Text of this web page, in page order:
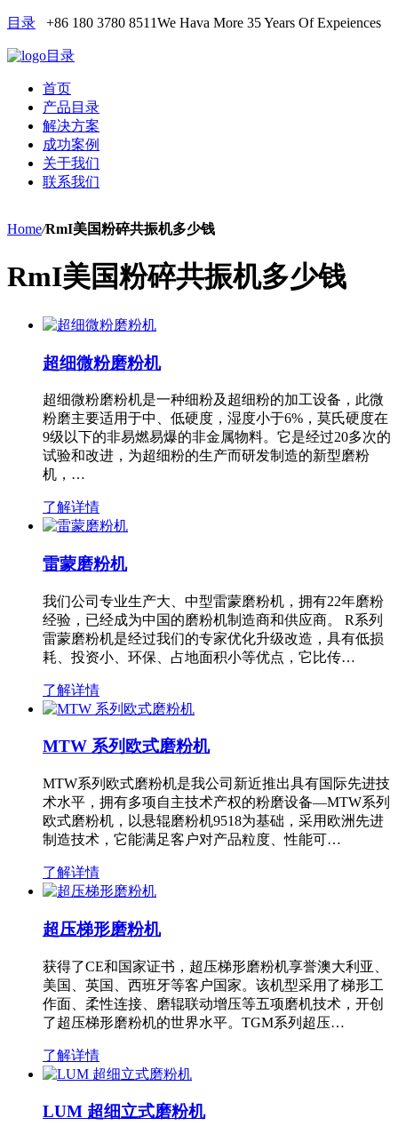
目录 +86 180 3780 8511We Hava More 35 Years Of Expeiences
目录
首页
产品目录
解决方案
成功案例
关于我们
联系我们
Home/RmI美国粉碎共振机多少钱
RmI美国粉碎共振机多少钱
超细微粉磨粉机
超细微粉磨粉机是一种细粉及超细粉的加工设备，此微
粉磨主要适用于中、低硬度，湿度小于6%，莫氏硬度在
9级以下的非易燃易爆的非金属物料。它是经过20多次的
试验和改进，为超细粉的生产而研发制造的新型磨粉
机，…
了解详情
雷蒙磨粉机
我们公司专业生产大、中型雷蒙磨粉机，拥有22年磨粉
经验，已经成为中国的磨粉机制造商和供应商。 R系列
雷蒙磨粉机是经过我们的专家优化升级改造，具有低损
耗、投资小、环保、占地面积小等优点，它比传…
了解详情
MTW 系列欧式磨粉机
MTW系列欧式磨粉机是我公司新近推出具有国际先进技
术水平，拥有多项自主技术产权的粉磨设备—MTW系列
欧式磨粉机，以悬辊磨粉机9518为基础，采用欧洲先进
制造技术，它能满足客户对产品粒度、性能可…
了解详情
超压梯形磨粉机
获得了CE和国家证书，超压梯形磨粉机享誉澳大利亚、
美国、英国、西班牙等客户国家。该机型采用了梯形工
作面、柔性连接、磨辊联动增压等五项磨机技术，开创
了超压梯形磨粉机的世界水平。TGM系列超压…
了解详情
LUM 超细立式磨粉机